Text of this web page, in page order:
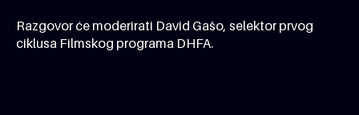
Razgovor će moderirati David Gašo, selektor prvog
ciklusa Filmskog programa DHFA.